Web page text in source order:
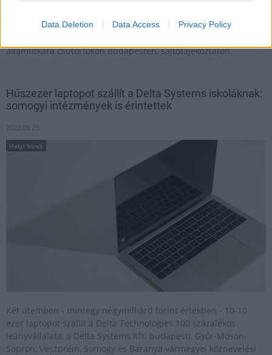
Data Deletion Data Access Privacy Policy
notebook kiosztása kezdődik meg a 7. és 10. évfolyamon
államtitkára csütörtökön Budapesten, sajtótájékoztatón.
Húszezer laptopot szállít a Delta Systems iskoláknak:
somogyi intézmények is érintettek
2023.09.23
Helyi hírek
Két ütemben - mintegy négymilliárd forint értékben - 10-10
ezer laptopot szállít a Delta Technologies 100 százalékos
leányvállalata, a Delta Systems Kft. budapesti, Győr-Moson-
Sopron, Veszprém, Somogy és Baranya vármegyei köznevelési